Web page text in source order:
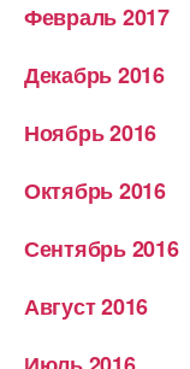
Февраль 2017
Декабрь 2016
Ноябрь 2016
Октябрь 2016
Сентябрь 2016
Август 2016